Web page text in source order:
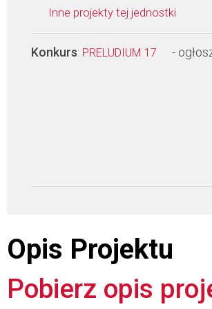
Inne projekty tej jednostki
Konkurs: PRELUDIUM 17 -
Opis Projektu
Pobierz opis